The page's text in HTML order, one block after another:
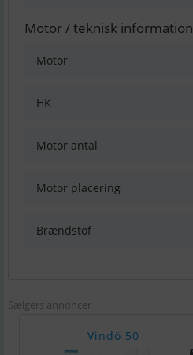
Motor / teknisk information
Motor
HK
Motor antal
Motor placering
Brændstof
Sælgers annoncer
Vindö 50